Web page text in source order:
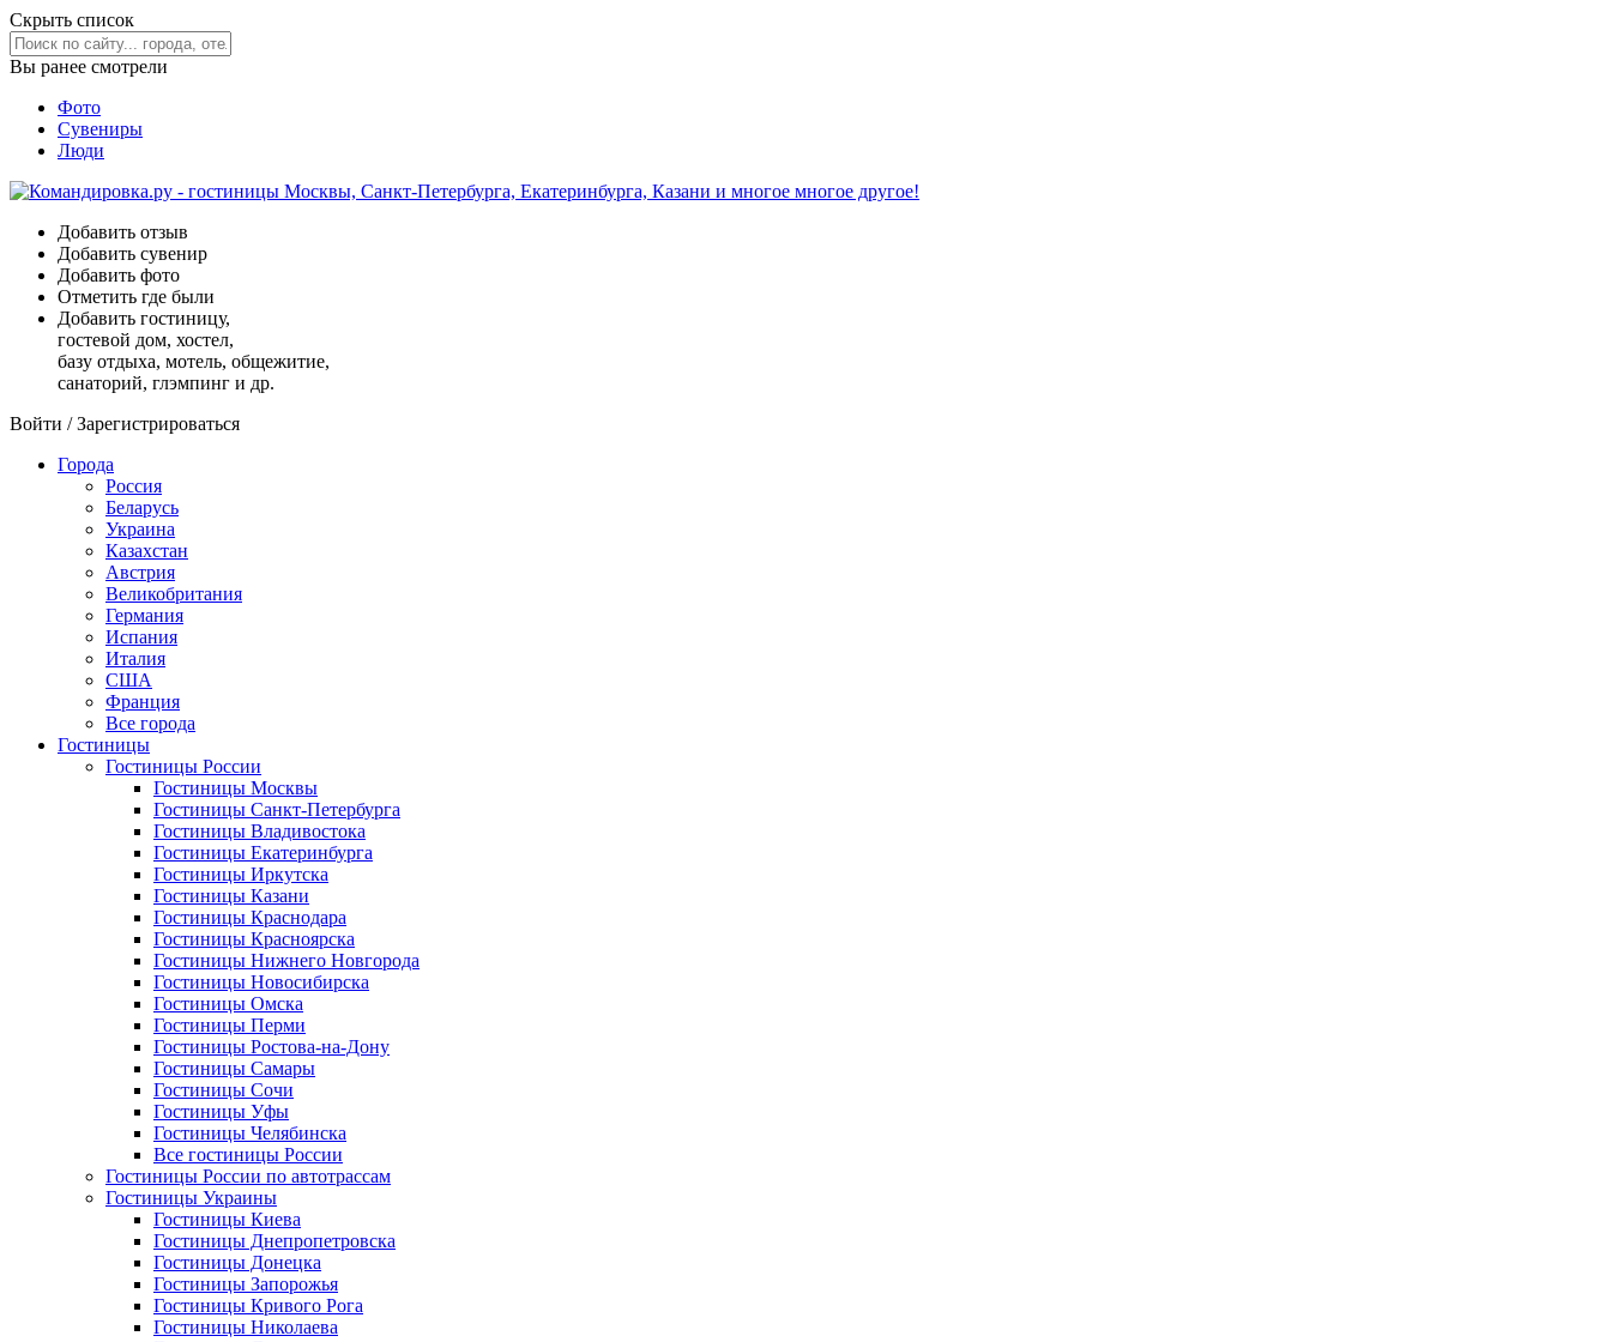
Скрыть список
Вы ранее смотрели
Фото
Сувениры
Люди
Добавить отзыв
Добавить сувенир
Добавить фото
Отметить где были
Добавить гостиницу,
гостевой дом, хостел,
базу отдыха, мотель, общежитие,
санаторий, глэмпинг и др.
Войти /Зарегистрироваться
Города
Россия
Беларусь
Украина
Казахстан
Австрия
Великобритания
Германия
Испания
Италия
США
Франция
Все города
Гостиницы
Гостиницы России
Гостиницы Mосквы
Гостиницы Санкт-Петербурга
Гостиницы Владивостока
Гостиницы Екатеринбурга
Гостиницы Иркутска
Гостиницы Казани
Гостиницы Краснодара
Гостиницы Красноярска
Гостиницы Нижнего Новгорода
Гостиницы Новосибирска
Гостиницы Омска
Гостиницы Перми
Гостиницы Ростова-на-Дону
Гостиницы Самары
Гостиницы Сочи
Гостиницы Уфы
Гостиницы Челябинска
Все гостиницы России
Гостиницы России по автотрассам
Гостиницы Украины
Гостиницы Киева
Гостиницы Днепропетровска
Гостиницы Донецка
Гостиницы Запорожья
Гостиницы Кривого Рога
Гостиницы Николаева